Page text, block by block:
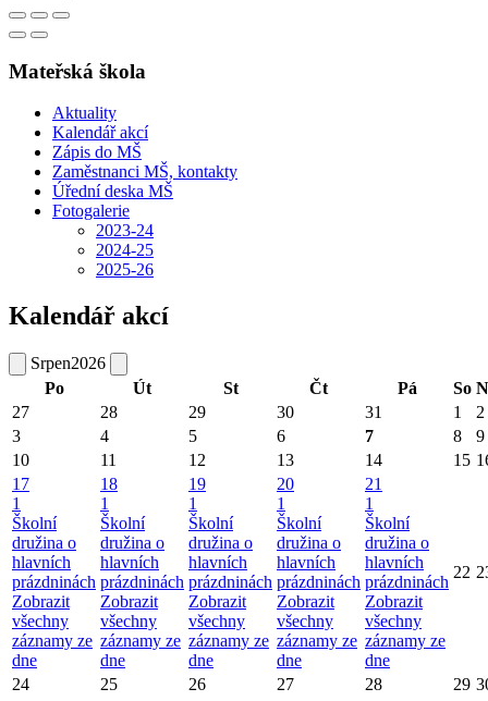
Mateřská škola
Aktuality
Kalendář akcí
Zápis do MŠ
Zaměstnanci MŠ, kontakty
Úřední deska MŠ
Fotogalerie
2023-24
2024-25
2025-26
Kalendář akcí
Srpen2026
Po
Út St Čt Pá So
27
28 29 30 31 1
2
3
4 5 6 7 8
9
10
11 12 13 14 15
17
1
Školní
družina o
hlavních
prázdninách
Zobrazit
všechny
záznamy ze
dne
18
1
Školní
družina o
hlavních
prázdninách
Zobrazit
všechny
záznamy ze
dne
19
1
Školní
družina o
hlavních
prázdninách
Zobrazit
všechny
záznamy ze
dne
20
1
Školní
družina o
hlavních
prázdninách
Zobrazit
všechny
záznamy ze
dne
21
1
Školní
družina o
hlavních
prázdninách
Zobrazit
všechny
záznamy ze
dne
22
24 25 26 27 28 29